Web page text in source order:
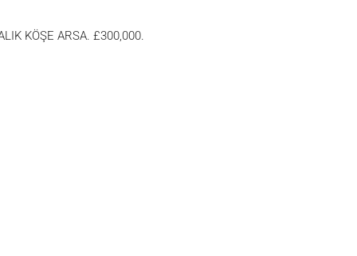
KÖŞE ARSA. £300,000.